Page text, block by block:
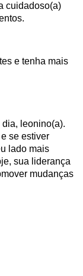
cuidadoso(a)
e tenha mais
leonino(a).
se estiver
lado mais
sua liderança
mudanças